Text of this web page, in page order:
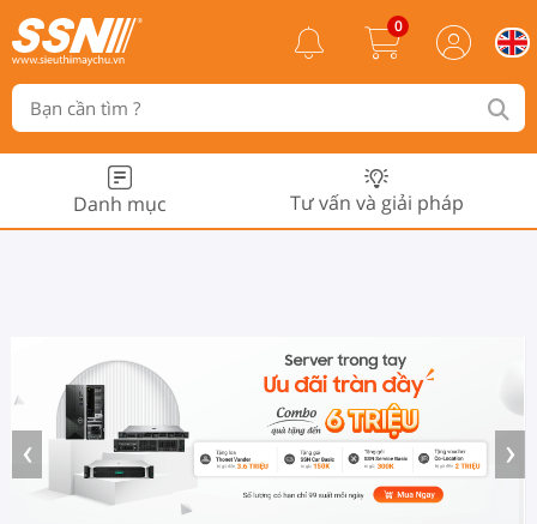
0
Danh mục Tư vấn và giải pháp
‹ ›